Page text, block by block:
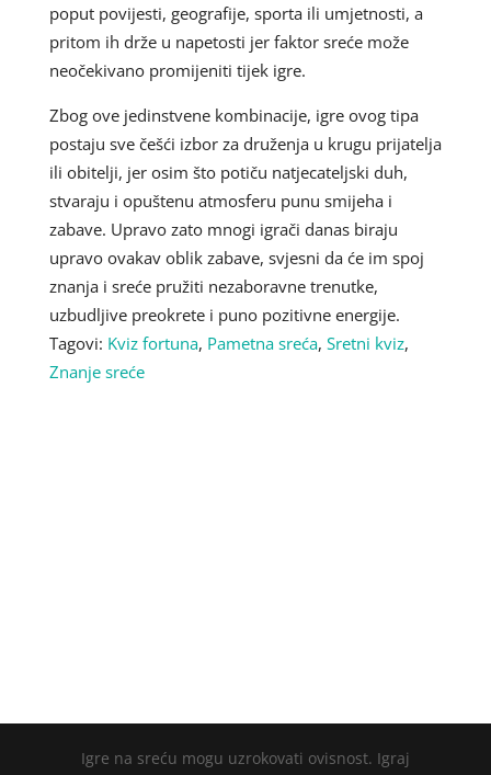
poput povijesti, geografije, sporta ili umjetnosti, a
pritom ih drže u napetosti jer faktor sreće može
neočekivano promijeniti tijek igre.
Zbog ove jedinstvene kombinacije, igre ovog tipa
postaju sve češći izbor za druženja u krugu prijatelja
ili obitelji, jer osim što potiču natjecateljski duh,
stvaraju i opuštenu atmosferu punu smijeha i
zabave. Upravo zato mnogi igrači danas biraju
upravo ovakav oblik zabave, svjesni da će im spoj
znanja i sreće pružiti nezaboravne trenutke,
uzbudljive preokrete i puno pozitivne energije.
Tagovi: Kviz fortuna, Pametna sreća, Sretni kviz,
Znanje sreće
Igre na sreću mogu uzrokovati ovisnost. Igraj